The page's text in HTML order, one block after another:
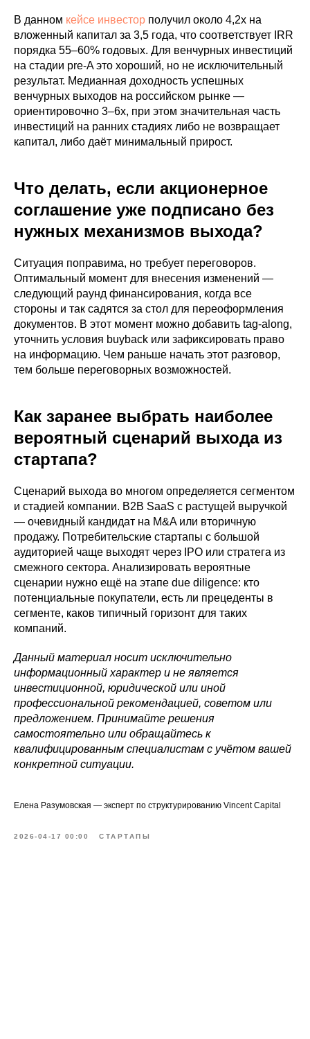
В данном кейсе инвестор получил около 4,2x на
вложенный капитал за 3,5 года, что соответствует IRR
порядка 55–60% годовых. Для венчурных инвестиций
на стадии pre-A это хороший, но не исключительный
результат. Медианная доходность успешных
венчурных выходов на российском рынке —
ориентировочно 3–6x, при этом значительная часть
инвестиций на ранних стадиях либо не возвращает
капитал, либо даёт минимальный прирост.
Что делать, если акционерное
соглашение уже подписано без
нужных механизмов выхода?
Ситуация поправима, но требует переговоров.
Оптимальный момент для внесения изменений —
следующий раунд финансирования, когда все
стороны и так садятся за стол для переоформления
документов. В этот момент можно добавить tag-along,
уточнить условия buyback или зафиксировать право
на информацию. Чем раньше начать этот разговор,
тем больше переговорных возможностей.
Как заранее выбрать наиболее
вероятный сценарий выхода из
стартапа?
Сценарий выхода во многом определяется сегментом
и стадией компании. B2B SaaS с растущей выручкой
— очевидный кандидат на M&A или вторичную
продажу. Потребительские стартапы с большой
аудиторией чаще выходят через IPO или стратега из
смежного сектора. Анализировать вероятные
сценарии нужно ещё на этапе due diligence: кто
потенциальные покупатели, есть ли прецеденты в
сегменте, каков типичный горизонт для таких
компаний.
Данный материал носит исключительно
информационный характер и не является
инвестиционной, юридической или иной
профессиональной рекомендацией, советом или
предложением. Принимайте решения
самостоятельно или обращайтесь к
квалифицированным специалистам с учётом вашей
конкретной ситуации.
Елена Разумовская — эксперт по структурированию Vincent Capital
2026-04-17 00:00 СТАРТАПЫ